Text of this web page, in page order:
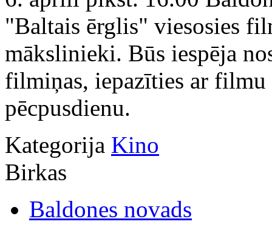
"Baltais ērglis" viesosies
mākslinieki. Būs iespēja
filmiņas, iepazīties ar
pēcpusdienu.
Kategorija Kino
Birkas
Baldones novads